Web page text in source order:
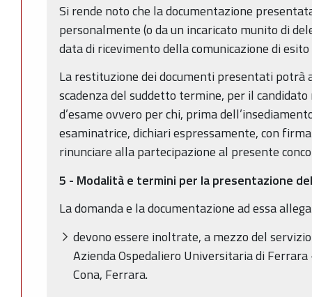
Si rende noto che la documentazione
personalmente (o da un incaricato munito di
data di ricevimento della comunicazione di
La restituzione dei documenti presentati potrà
scadenza del suddetto termine, per il
d’esame ovvero per chi, prima
esaminatrice, dichiari espressamente, con
rinunciare alla partecipazione al presente
5 - Modalità e termini per la presentazione
La domanda e la documentazione ad essa
devono essere inoltrate, a mezzo del
Azienda Ospedaliero Universitaria di
Cona, Ferrara.